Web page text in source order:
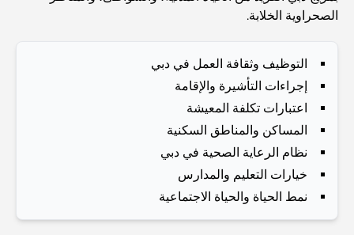
أفضل المقاهي في دبي بإطلالة خلابة: مزيج مثالي من المذاق
الرائع والمناظر الطبيعية الساحرة
مطاعم بإطلالة على برج العرب: تجربة طعام استثنائية في دبي
دليل شامل لأندية شاطئ نخلة جميرا لعام 2026
المطاعم الإيطالية في وسط مدينة دبي: تذوق إيطاليا في قلب
المدينة
الصحراوية الخلابة.
التوظيف وثقافة العمل في دبي
إجراءات التأشيرة والإقامة
اعتبارات تكلفة المعيشة
المساكن والمناطق السكنية
نظام الرعاية الصحية في دبي
خيارات التعليم والمدارس
نمط الحياة والحياة الاجتماعية